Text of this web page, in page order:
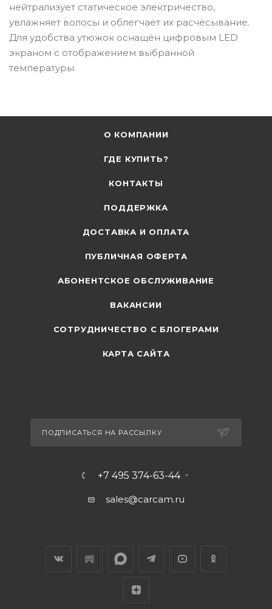
нейтрализует статическое электричество,
увлажняет волосы и облегчает их расчёсывание.
Для удобства утюжок оснащён цифровым LED
экраном с отображением выбранной
температуры.
О КОМПАНИИ
ГДЕ КУПИТЬ?
КОНТАКТЫ
ПОДДЕРЖКА
ДОСТАВКА И ОПЛАТА
ПУБЛИЧНАЯ ОФЕРТА
АБОНЕНТСКОЕ ОБСЛУЖИВАНИЕ
ВАКАНСИИ
СОТРУДНИЧЕСТВО С БЛОГЕРАМИ
КАРТА САЙТА
ПОДПИСАТЬСЯ НА РАССЫЛКУ
+7 495 374-63-44
sales@carcam.ru